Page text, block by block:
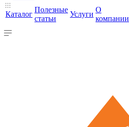
Каталог
Полезные
статьи
Услуги
О
компании